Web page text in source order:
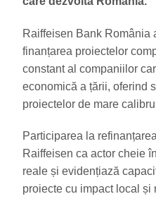
Raiffeisen Bank România
finanțarea proiectelor
constant al companiilor
economică a țării, oferind
proiectelor de mare
Participarea la
Raiffeisen ca actor cheie
reale și evidențiază
proiecte cu impact local și